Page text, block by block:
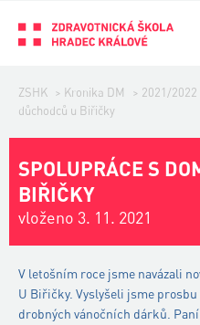
ZSHK > Kronika DM > 2021/2022
důchodců u Biřičky
SPOLUPRÁCE S
BIŘIČKY
vloženo 3. 11. 2021
V letošním roce jsme navázali
U Biřičky. Vyslyšeli jsme
drobných vánočních dárků.